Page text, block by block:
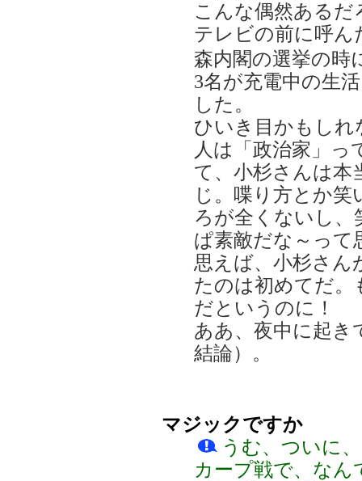
こんな偶然ある
テレビの前に呼ん
森内閣の選挙の時
3名が充電中の生
した。
ひいき目かもしれ
人は「政治家」
て、小杉さんは本
じ。喋り方とか
ろが全くないし
ぱ素敵だな～って
思えば、小杉さん
たのは初めてだ。
だというのに！
ああ、夜中に起き
結論）。
マジックですか
うむ、ついに
カープ戦で、なん